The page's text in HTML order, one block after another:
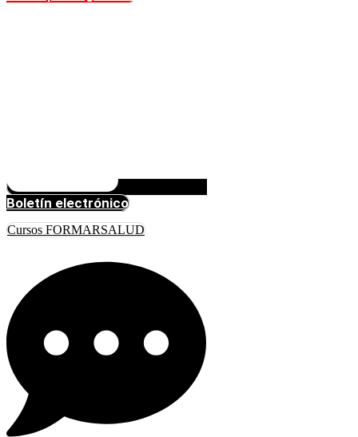
Boletín electrónico
Cursos FORMARSALUD